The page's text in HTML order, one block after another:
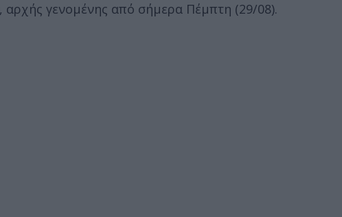
αρχής γενομένης από σήμερα Πέμπτη (29/08).